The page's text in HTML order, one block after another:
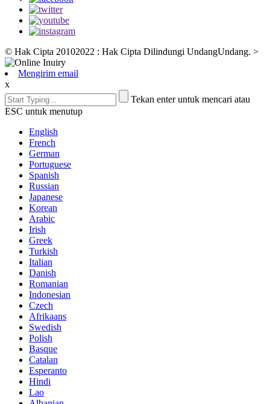
© Hak Cipta 20102022 : Hak Cipta Dilindungi UndangUndang. >
Mengirim email
x
Tekan enter untuk mencari atau
ESC untuk menutup
English
French
German
Portuguese
Spanish
Russian
Japanese
Korean
Arabic
Irish
Greek
Turkish
Italian
Danish
Romanian
Indonesian
Czech
Afrikaans
Swedish
Polish
Basque
Catalan
Esperanto
Hindi
Lao